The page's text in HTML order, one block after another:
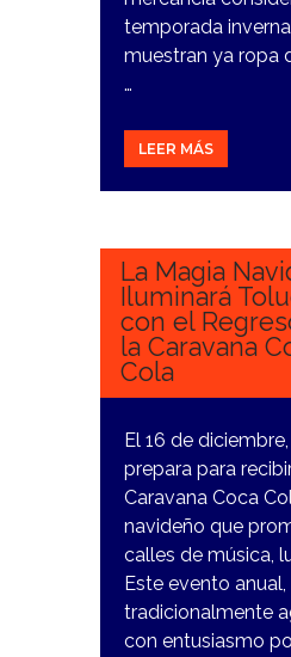
temporada
muestran ya ropa
…
LEER MÁS
24
La Magia
Iluminará
con el
la Caravana
Cola
El 16 de
prepara para
Caravana Coca
navideño que
calles de música,
Este evento anual,
tradicionalmente
con entusiasmo